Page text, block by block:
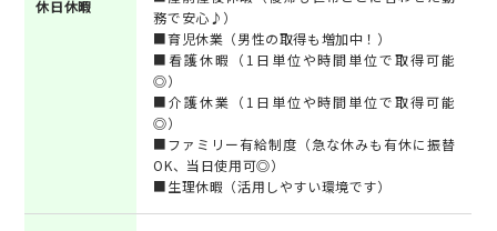
休日休暇
務で安心♪）
■育児休業（男性の取得も増加中！）
■看護休暇（1日単位や時間単位で取得可能
◎）
■介護休業（1日単位や時間単位で取得可能
◎）
■ファミリー有給制度（急な休みも有休に振替
OK、当日使用可◎）
■生理休暇（活用しやすい環境です）